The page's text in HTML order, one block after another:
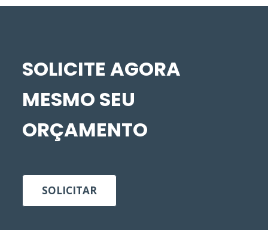
SOLICITE AGORA
MESMO SEU
ORÇAMENTO
SOLICITAR